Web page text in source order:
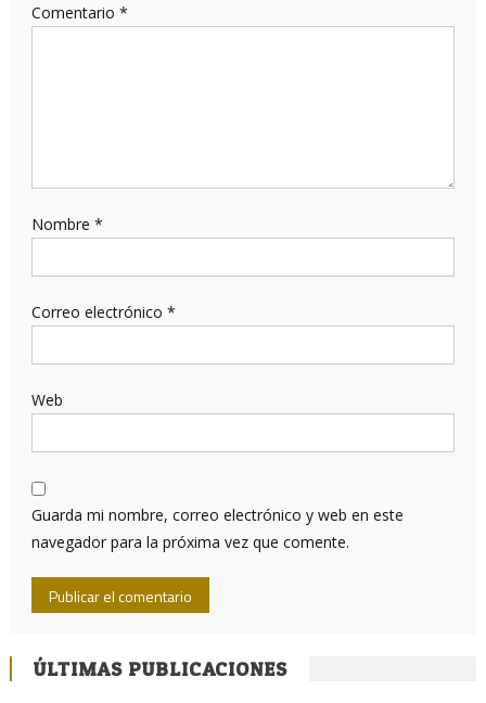
Comentario *
Nombre *
Correo electrónico *
Web
Guarda mi nombre, correo electrónico y web en este
navegador para la próxima vez que comente.
ÚLTIMAS PUBLICACIONES